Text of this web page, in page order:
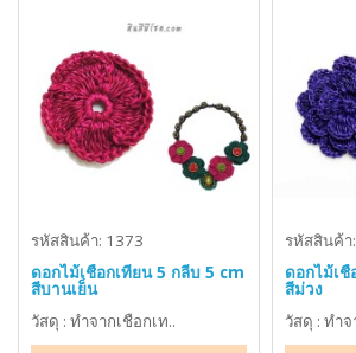
รหัสสินค้า: 1373
ดอกไม้เชือกเทียน 5 กลีบ 5 cm
สีบานเย็น
วัสดุ : ทำจากเชือกเท..
รหัสสินค้า
ดอกไม้เ
สีม่วง
วัสดุ : ทำจ